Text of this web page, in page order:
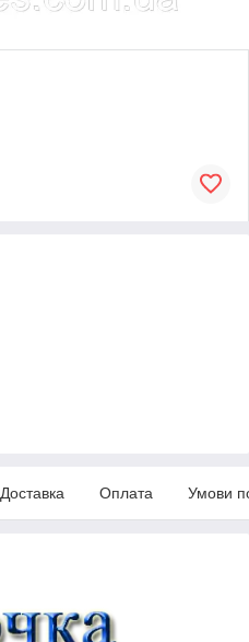
Доставка Оплата Умови